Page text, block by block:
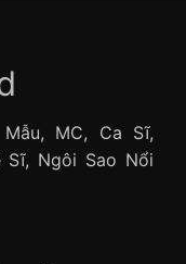
MC, Ca Sĩ,
Sĩ, Ngôi Sao Nổi